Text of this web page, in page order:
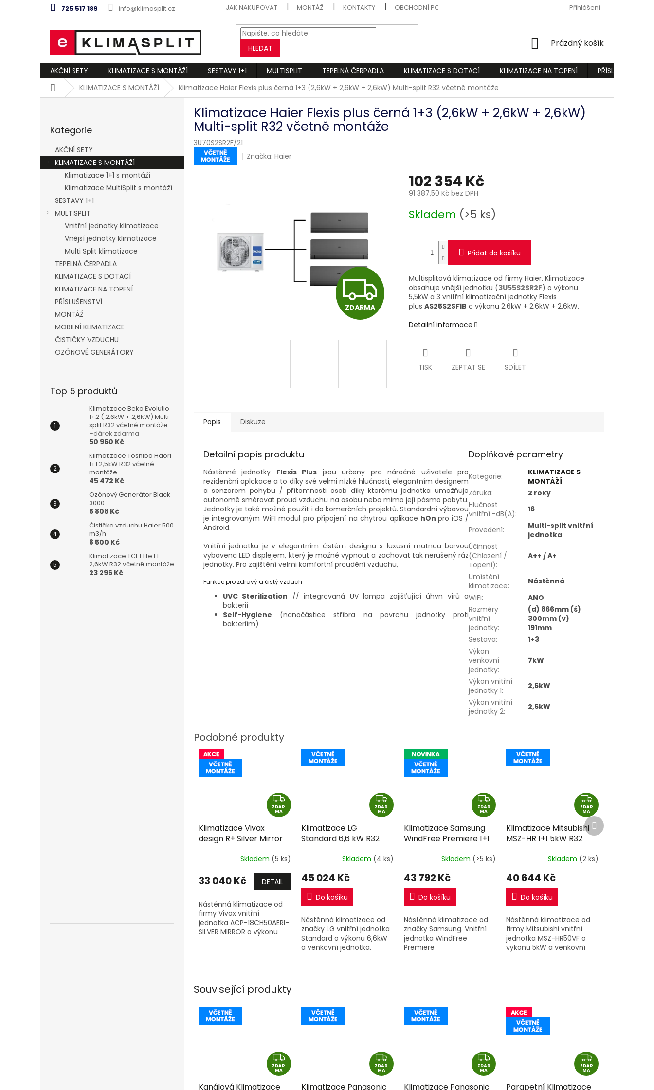
na
725 517 189 info@klimasplit.cz JAK NAKUPOVAT MONTÁŽ KONTAKTY OBCHODNÍ PODMÍNKY PODMÍNKY OCHRANY OSOBNÍCH ÚDAJŮ
Přihlášení
HLEDAT
NÁKUPNÍ
Prázdný košík
AKČNÍ SETY KLIMATIZACE S MONTÁŽÍ SESTAVY 1+1 MULTISPLIT TEPELNÁ ČERPADLA KLIMATIZACE S DOTACÍ KLIMATIZACE NA TOPENÍ
PŘÍSLUŠENSTVÍ
DomůKLIMATIZACE S MONTÁŽÍ Klimatizace Haier Flexis plus černá 1+3 (2,6kW + 2,6kW + 2,6kW) Multi-split R32 včetně montáže
a
n
kategorie
Kategorie
AKČNÍ SETY
KLIMATIZACE S MONTÁŽÍ
Klimatizace 1+1 s montáží
Klimatizace MultiSplit s montáží
SESTAVY 1+1
MULTISPLIT
Vnitřní jednotky klimatizace
Vnější jednotky klimatizace
Multi Split klimatizace
TEPELNÁ ČERPADLA
KLIMATIZACE S DOTACÍ
KLIMATIZACE NA TOPENÍ
PŘÍSLUŠENSTVÍ
MONTÁŽ
MOBILNÍ KLIMATIZACE
ČISTIČKY VZDUCHU
OZÓNOVÉ GENERÁTORY
Top 5 produktů
Klimatizace Beko Evolutio
1+2 ( 2,6kW + 2,6kW) Multi-
split R32 včetně montáže
+dárek zdarma
50 960 Kč
Klimatizace Toshiba Haori
1+1 2,5kW R32 včetně
montáže
45 472 Kč
Ozónový Generátor Black
3000
5 808 Kč
Čistička vzduchu Haier 500
m3/h
8 500 Kč
Klimatizace TCL Elite F1
2,6kW R32 včetně montáže
23 296 Kč
Klimatizace Haier Flexis plus černá 1+3 (2,6kW + 2,6kW + 2,6kW)
Multi-split R32 včetně montáže
3U70S2SR2F/21
Značka:Haier
Z
D
R
ZDARMA
102 354 Kč
91 387,50 Kč bez DPH
cena:
Skladem (>5 ks)
Přidat do košíku
Multisplitová klimatizace od firmy Haier. Klimatizace
obsahuje vnější jednotku (3U55S2SR2F) o výkonu
5,5kWa 3 vnitřní klimatizační jednotky Flexis
plus AS25S2SF1B o výkonu 2,6kW + 2,6kW + 2,6kW.
Detailní informace
TISK ZEPTAT SE SDÍLET
Související produkty
Z
D
ZDAR
MA
Kanálová Klimatizace
Z
D
ZDAR
MA
Klimatizace Panasonic
Z
D
ZDAR
MA
Klimatizace Panasonic
Z
D
ZDAR
MA
Parapetní Klimatizace
Popis Diskuze
Detailní popis produktu
Nástěnné jednotky Flexis Plus jsou určeny pro náročné uživatele pro
rezidenční aplokace a to díky své velmi nízké hlučnosti, elegantním designem
a senzorem pohybu / přítomnosti osob díky kterému jednotka umožňuje
autonomě směrovat proud vzduchu na osobu nebo mimo její pásmo pobytu.
Jednotky je také možné použít i do komerčních projektů. Standardní výbavou
je integrovaným WiFI modul pro připojení na chytrou aplikace hOnpro iOS /
Android.
Vnitřní jednotka je v elegantním čistém designu s luxusní matnou barvou
vybavena LED displejem, který je možné vypnout a zachovat tak nerušený ráz
jednotky. Pro zajištění velmi komfortní proudění vzduchu,
Funkce pro zdravý a čistý vzduch
UVC Sterilization // integrovaná UV lampa zajišťující úhyn virů a
bakterií
Self-Hygiene (nanočástice stříbra na povrchu jednotky proti
bakteriím)
Doplňkové parametry
Kategorie:
KLIMATIZACE S
MONTÁŽÍ
Záruka:
2 roky
Hlučnost
vnitřní -dB(A): 16
Provedení:
Multi-split vnitřní
jednotka
Účinnost
(Chlazení /
Topení):
A++ / A+
Umístění
klimatizace:
Nástěnná
WiFi:
ANO
Rozměry
vnitřní
jednotky:
(d) 866mm (š)
300mm (v)
191mm
Sestava:
1+3
Výkon
venkovní
jednotky:
7kW
Výkon vnitřní
jednotky 1:
2,6kW
Výkon vnitřní
jednotky 2: 2,6kW
Z
D
A
ZDAR
MA
Klimatizace Vivax
design R+ Silver Mirror
+dárek
Skladem (5 ks)
33 040 Kč DETAIL
Nástěnná klimatizace od
firmy Vivax vnitřní
jednotka ACP-18CH50AERI-
SILVER MIRROR o výkonu
Z
D
A
ZDAR
MA
Klimatizace LG
Standard 6,6 kW R32
Skladem (4 ks)
45 024 Kč
Do košíku
Nástěnná klimatizace od
značky LG vnitřní jednotka
Standard o výkonu 6,6kW
a venkovní jednotka.
Z
D
A
ZDAR
MA
Klimatizace Samsung
WindFree Premiere 1+1
Skladem (>5 ks)
43 792 Kč
Do košíku
Nástěnná klimatizace od
značky Samsung. Vnitřní
jednotka WindFree
Premiere
Z
D
A
R
A
ZDAR
MA
Klimatizace Mitsubishi
MSZ-HR 1+1 5kW R32
Skladem (2 ks)
40 644 Kč
Do košíku
Nástěnná klimatizace od
firmy Mitsubishi vnitřní
jednotka MSZ-HR50VF o
výkonu 5kW a venkovní
Další
produkt